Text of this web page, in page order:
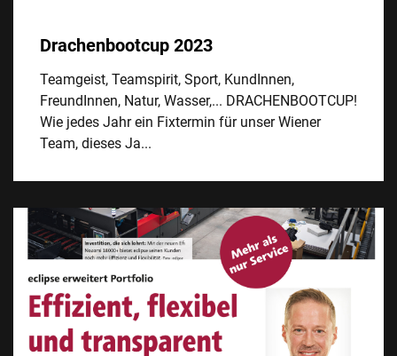
Drachenbootcup 2023
Teamgeist, Teamspirit, Sport, KundInnen,
FreundInnen, Natur, Wasser,... DRACHENBOOTCUP!
Wie jedes Jahr ein Fixtermin für unser Wiener
Team, dieses Ja...